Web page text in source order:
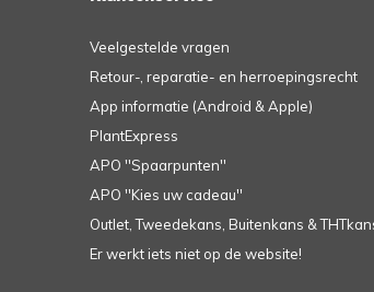
Veelgestelde vragen
Retour-, reparatie- en herroepingsrecht
App informatie (Android & Apple)
PlantExpress
APO ''Spaarpunten''
APO ''Kies uw cadeau''
Outlet, Tweedekans, Buitenkans &
Er werkt iets niet op de website!